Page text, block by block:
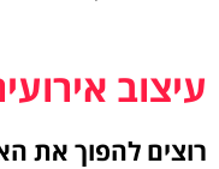
עיצוב
רוצים להפוך את